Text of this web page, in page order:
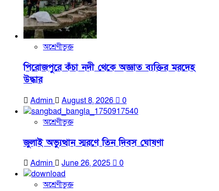
অশ্রেণীভুক্ত
পিরোজপুরে কঁচা নদী থেকে অজ্ঞাত ব্যক্তির মরদেহ
উদ্ধার
Admin August 8, 2026
0
অশ্রেণীভুক্ত
জুলাই অভ্যুত্থান স্মরণে তিন দিবস ঘোষণা
Admin June 26, 2025
0
অশ্রেণীভুক্ত